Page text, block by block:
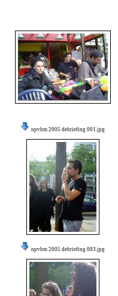
npvbm 2005 debriefing 001.jpg
npvbm 2005 debriefing 003.jpg